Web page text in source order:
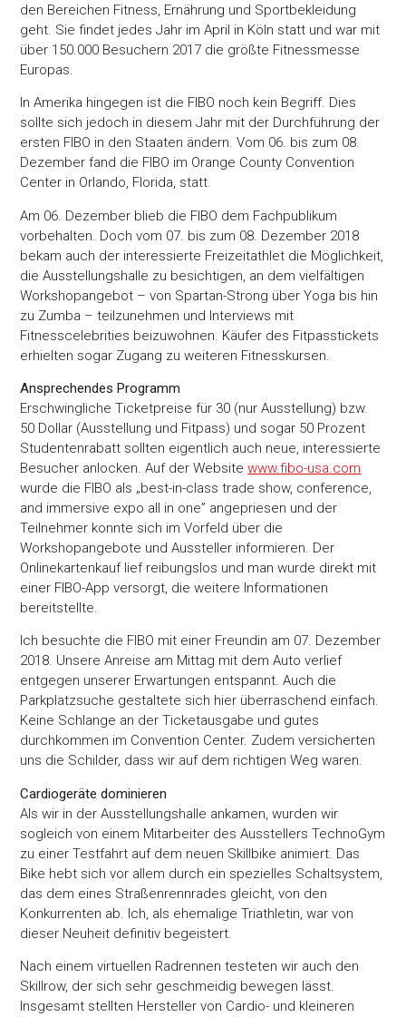
den Bereichen Fitness, Ernährung und Sportbekleidung
geht. Sie findet jedes Jahr im April in Köln statt und war mit
über 150.000 Besuchern 2017 die größte Fitnessmesse
Europas.
In Amerika hingegen ist die FIBO noch kein Begriff. Dies
sollte sich jedoch in diesem Jahr mit der Durchführung der
ersten FIBO in den Staaten ändern. Vom 06. bis zum 08.
Dezember fand die FIBO im Orange County Convention
Center in Orlando, Florida, statt.
Am 06. Dezember blieb die FIBO dem Fachpublikum
vorbehalten. Doch vom 07. bis zum 08. Dezember 2018
bekam auch der interessierte Freizeitathlet die Möglichkeit,
die Ausstellungshalle zu besichtigen, an dem vielfältigen
Workshopangebot – von Spartan-Strong über Yoga bis hin
zu Zumba – teilzunehmen und Interviews mit
Fitnesscelebrities beizuwohnen. Käufer des Fitpasstickets
erhielten sogar Zugang zu weiteren Fitnesskursen.
Ansprechendes Programm
Erschwingliche Ticketpreise für 30 (nur Ausstellung) bzw.
50 Dollar (Ausstellung und Fitpass) und sogar 50 Prozent
Studentenrabatt sollten eigentlich auch neue, interessierte
Besucher anlocken. Auf der Websitewww.fibo-usa.com
wurde die FIBO als „best-in-class trade show, conference,
and immersive expo all in one” angepriesen und der
Teilnehmer konnte sich im Vorfeld über die
Workshopangebote und Aussteller informieren. Der
Onlinekartenkauf lief reibungslos und man wurde direkt mit
einer FIBO-App versorgt, die weitere Informationen
bereitstellte.
Ich besuchte die FIBO mit einer Freundin am 07. Dezember
2018. Unsere Anreise am Mittag mit dem Auto verlief
entgegen unserer Erwartungen entspannt. Auch die
Parkplatzsuche gestaltete sich hier überraschend einfach.
Keine Schlange an der Ticketausgabe und gutes
durchkommen im Convention Center. Zudem versicherten
uns die Schilder, dass wir auf dem richtigen Weg waren.
Cardiogeräte dominieren
Als wir in der Ausstellungshalle ankamen, wurden wir
sogleich von einem Mitarbeiter des Ausstellers TechnoGym
zu einer Testfahrt auf dem neuen Skillbike animiert. Das
Bike hebt sich vor allem durch ein spezielles Schaltsystem,
das dem eines Straßenrennrades gleicht, von den
Konkurrenten ab. Ich, als ehemalige Triathletin, war von
dieser Neuheit definitiv begeistert.
Nach einem virtuellen Radrennen testeten wir auch den
Skillrow, der sich sehr geschmeidig bewegen lässt.
Insgesamt stellten Hersteller von Cardio- und kleineren